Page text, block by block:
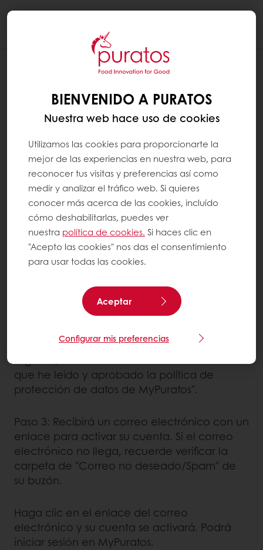
CÓMO CREAR UNA CUENTA
MYPURATOS
Paso 1: Haga clic en MyPuratos en la parte
Paso 2:
Si ya es cliente de Puratos: Ingrese su número
de cliente (puede encontrarlo en la factura)
y su dirección de correo electrónico, luego
configure su contraseña.
Si nunca ha comprado nada de Puratos:
Ingrese la información de su empresa y su
dirección de correo electrónico, luego
configure su contraseña.
Antes de hacer clic en el botón "Solicitud de
que he leído y aprobado la política de
protección de datos de MyPuratos".
Paso 3: Recibirá un correo electrónico con un
enlace para activar su cuenta. Si el correo
electrónico no llega, recuerde verificar la
carpeta de "Correo no deseado/Spam" de
su buzón.
Haga clic en el enlace del correo
electrónico y su cuenta se activará. Podrá
iniciar sesión en MyPuratos.
BIENVENIDO A PURATOS
Nuestra web hace uso de cookies
Utilizamos las cookies para proporcionarte la
mejor de las experiencias en nuestra web, para
reconocer tus visitas y preferencias así como
medir y analizar el tráfico web. Si quieres
conocer más acerca de las cookies, incluído
cómo deshabilitarlas, puedes ver
nuestra política de cookies. Si haces clic en
"Acepto las cookies" nos das el consentimiento
para usar todas las cookies.
Aceptar
Configurar mis preferencias